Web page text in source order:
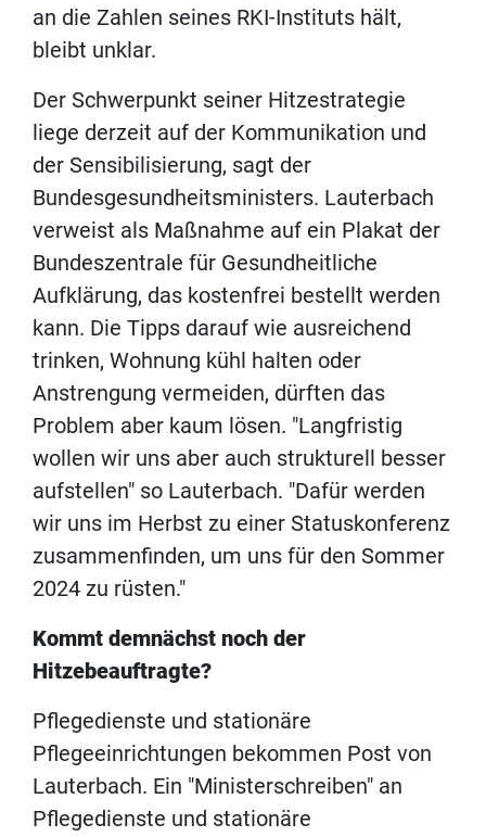
an die Zahlen seines RKI-Instituts hält,
bleibt unklar.
Der Schwerpunkt seiner Hitzestrategie
liege derzeit auf der Kommunikation und
der Sensibilisierung, sagt der
Bundesgesundheitsministers. Lauterbach
verweist als Maßnahme auf ein Plakat der
Bundeszentrale für Gesundheitliche
Aufklärung, das kostenfrei bestellt werden
kann. Die Tipps darauf wie ausreichend
trinken, Wohnung kühl halten oder
Anstrengung vermeiden, dürften das
Problem aber kaum lösen. "Langfristig
wollen wir uns aber auch strukturell besser
aufstellen" so Lauterbach. "Dafür werden
wir uns im Herbst zu einer Statuskonferenz
zusammenfinden, um uns für den Sommer
2024 zu rüsten."
Kommt demnächst noch der
Hitzebeauftragte?
Pflegedienste und stationäre
Pflegeeinrichtungen bekommen Post von
Lauterbach. Ein "Ministerschreiben" an
Pflegedienste und stationäre